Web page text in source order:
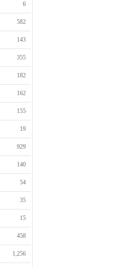
6
582
143
355
182
162
155
19
929
140
54
35
15
458
1,256